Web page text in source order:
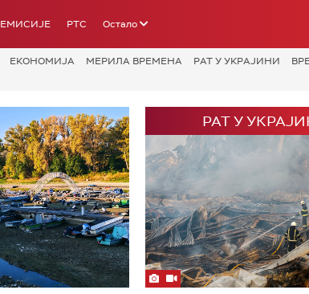
ЕМИСИЈЕ РТС Остало
ЕКОНОМИЈА МЕРИЛА ВРЕМЕНА РАТ У УКРАЈИНИ
РАТ У